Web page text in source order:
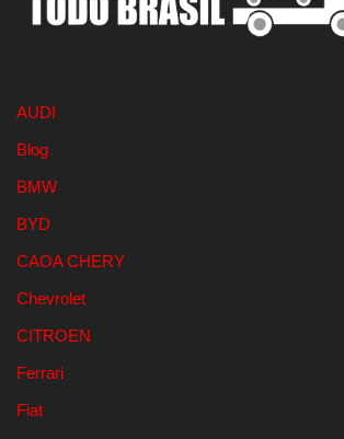
AUDI
Blog
BMW
BYD
CAOA CHERY
Chevrolet
CITROEN
Ferrari
Fiat